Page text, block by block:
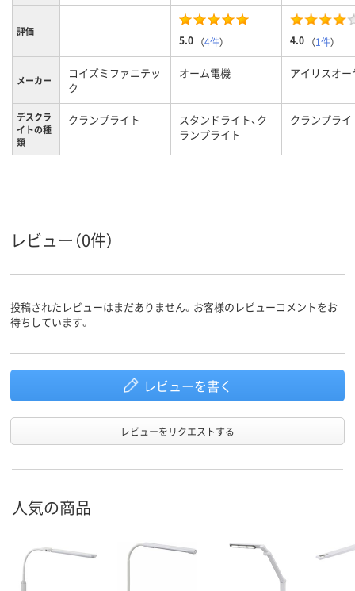
評価
5.0 （4件） 4.0 （1件）
メーカー
コイズミファニテッ
ク
オーム電機 アイリスオー
デスクラ
イトの種
類
クランプライト
スタンドライト、ク
ランプライト
クランプライ
レビュー（0件）
投稿されたレビューはまだありません。お客様のレビューコメントをお
待ちしています。
レビューを書く
レビューをリクエストする
人気の商品